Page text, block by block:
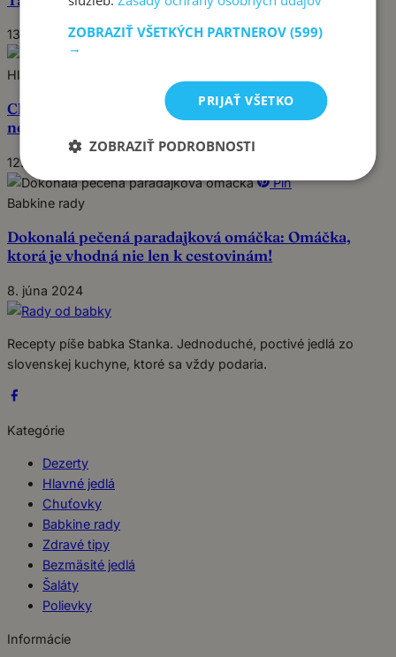
13. júna 2024
Hlavné jedlá
Chrumkavé zemiakové placky: Inak už placky
nerobím!
12. júna 2024
Pin
Babkine rady
Dokonalá pečená paradajková omáčka: Omáčka,
ktorá je vhodná nie len k cestovinám!
8. júna 2024
Recepty píše babka Stanka. Jednoduché, poctivé jedlá zo
slovenskej kuchyne, ktoré sa vždy podaria.
Kategórie
Dezerty
Hlavné jedlá
Chuťovky
Babkine rady
Zdravé tipy
Bezmäsité jedlá
Šaláty
Polievky
Informácie
ZOBRAZIŤ VŠETKÝCH PARTNEROV(599)
→
PRIJAŤ VŠETKO
ZOBRAZIŤ PODROBNOSTI